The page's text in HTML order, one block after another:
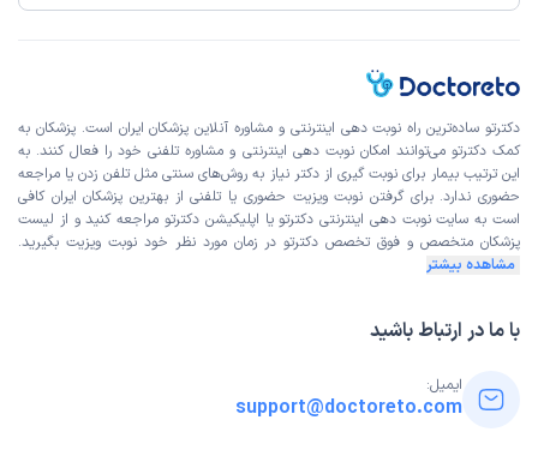
دکترتو ساده‌ترین راه نوبت‌ دهی اینترنتی و مشاوره آنلاین پزشکان ایران است. پزشکان به
کمک دکترتو می‌توانند امکان نوبت دهی اینترنتی و مشاوره تلفنی خود را فعال کنند. به
این ترتیب بیمار برای نوبت گیری از دکتر نیاز به روش‌های سنتی مثل تلفن زدن یا مراجعه
حضوری ندارد. برای گرفتن نوبت ویزیت حضوری یا تلفنی از بهترین پزشکان ایران کافی
است به سایت نوبت دهی اینترنتی دکترتو یا اپلیکیشن دکترتو مراجعه کنید و از لیست
پزشکان متخصص و فوق تخصص دکترتو در زمان مورد نظر خود نوبت ویزیت بگیرید.
مشاهده بیشتر
با ما در ارتباط باشید
ایمیل:
support@doctoreto.com